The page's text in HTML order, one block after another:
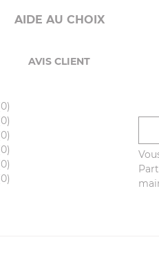
AIDE AU CHOIX
AVIS CLIENT